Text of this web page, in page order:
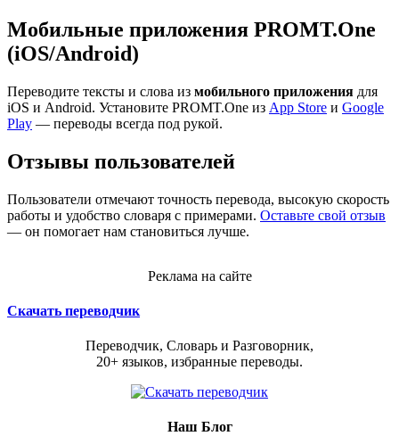
Мобильные приложения PROMT.One
(iOS/Android)
Переводите тексты и слова из мобильного приложения для
iOS и Android. Установите PROMT.One из App Store и Google
Play — переводы всегда под рукой.
Отзывы пользователей
Пользователи отмечают точность перевода, высокую скорость
работы и удобство словаря с примерами. Оставьте свой отзыв
— он помогает нам становиться лучше.
Реклама на сайте
Скачать переводчик
Переводчик, Словарь и Разговорник,
20+ языков, избранные переводы.
Наш Блог